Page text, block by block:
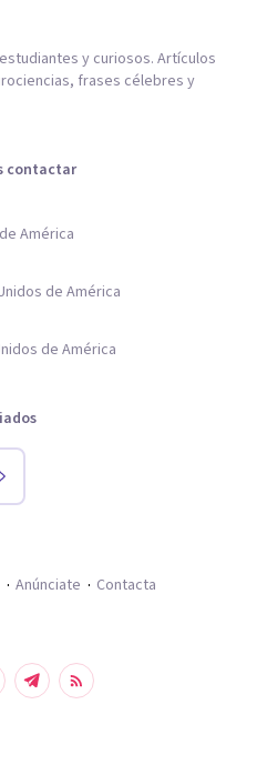
y curiosos. Artículos
frases célebres y
contactar
América
de América
de América
Anúnciate Contacta